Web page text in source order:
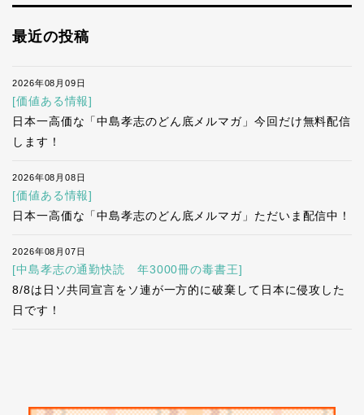
最近の投稿
2026年08月09日
[価値ある情報]
日本一高価な「中島孝志のどん底メルマガ」今回だけ無料配信
します！
2026年08月08日
[価値ある情報]
日本一高価な「中島孝志のどん底メルマガ」ただいま配信中！
2026年08月07日
[中島孝志の通勤快読 年3000冊の毒書王]
8/8は日ソ共同宣言をソ連が一方的に破棄して日本に侵攻した
日です！